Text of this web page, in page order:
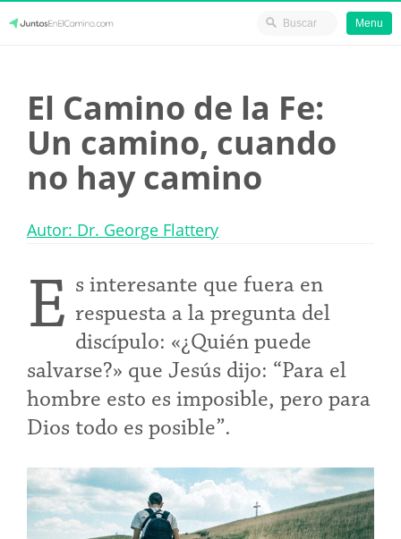
content
Menu
El Camino de la Fe:
Un camino, cuando
no hay camino
Autor: Dr. George Flattery
E s interesante que fuera en
respuesta a la pregunta del
discípulo: «¿Quién puede
salvarse?» que Jesús dijo: “Para el
hombre esto es imposible, pero para
Dios todo es posible”.